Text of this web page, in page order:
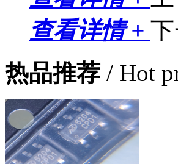
查看详情 +
热品推荐 / Hot